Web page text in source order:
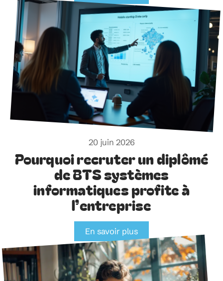
20 juin 2026
Pourquoi recruter un diplômé
de BTS systèmes
informatiques profite à
l’entreprise
En savoir plus